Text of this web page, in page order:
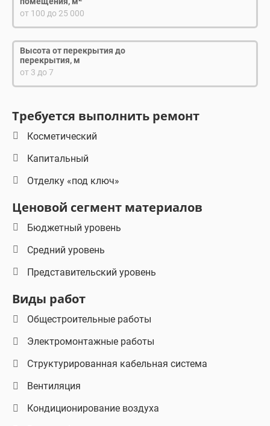
от 100 до 25 000
Высота от перекрытия до
перекрытия, м
от 3 до 7
Требуется выполнить ремонт
Косметический
Капитальный
Отделку «под ключ»
Ценовой сегмент материалов
Бюджетный уровень
Средний уровень
Представительский уровень
Виды работ
Общестроительные работы
Электромонтажные работы
Структурированная кабельная система
Вентиляция
Кондиционирование воздуха